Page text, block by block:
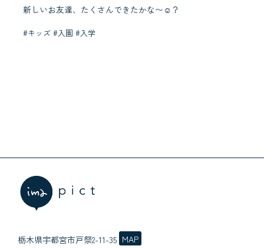
新しいお友達、たくさんできたかな〜☺︎？
#キッズ #入園 #入学
栃木県宇都宮市戸祭2-11-35 MAP